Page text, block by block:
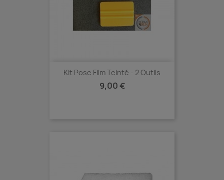
Kit Pose Film Teinté - 2 Outils
Prix
9,00 €